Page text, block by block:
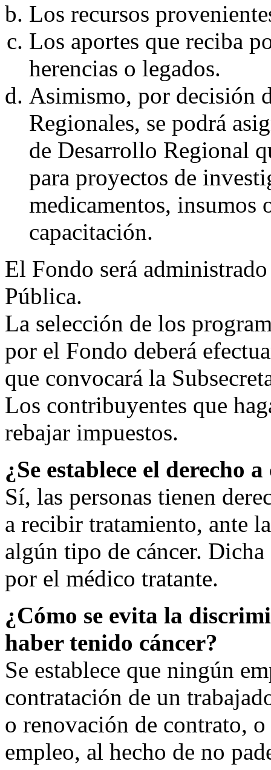
Los recursos
Los aportes que reciba
herencias o legados.
Asimismo, por decisión
Regionales, se podrá
de Desarrollo Regional
para proyectos de
medicamentos, insumos
capacitación.
El Fondo será
Pública.
La selección de los
por el Fondo deberá
que convocará la
Los contribuyentes que
rebajar impuestos.
¿Se establece el derecho
Sí, las personas tienen
a recibir tratamiento, ante
algún tipo de cáncer. Dicha
por el médico tratante.
¿Cómo se evita la
haber tenido cáncer?
Se establece que ningún
contratación de un
o renovación de contrato,
empleo, al hecho de no